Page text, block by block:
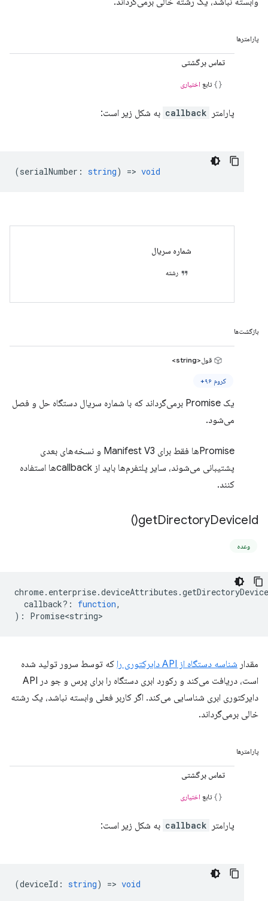
پارامترها
تماس برگشتی
تابع اختیاری
پارامتر callback به شکل زیر است:
(serialNumber : string) => void
شماره سریال
رشته
بازگشت‌ها
قول<string>
کروم ۹۶+
یک Promise برمی‌گرداند که با شماره سریال دستگاه حل و فصل
می‌شود.
Promiseها فقط برای Manifest V3 و نسخه‌های بعدی
پشتیبانی می‌شوند، سایر پلتفرم‌ها باید از callbackها استفاده
کنند.
getDirectoryDeviceId(
)
وعده
chrome. enterprise.deviceAttributes .
callback? : function,
) : Promise<string>
مقدار شناسه دستگاه از API دایرکتوری را
که توسط سرور تولید شده
است، دریافت می‌کند و رکورد ابری دستگاه را برای پرس و جو در API
دایرکتوری ابری شناسایی می‌کند. اگر کاربر فعلی وابسته نباشد، یک رشته
خالی برمی‌گرداند.
پارامترها
تماس برگشتی
تابع اختیاری
پارامتر callback به شکل زیر است:
(deviceId : string) => void